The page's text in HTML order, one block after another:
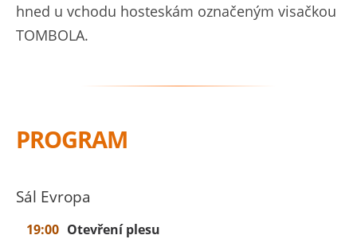
hned u vchodu hosteskám označeným visačkou
TOMBOLA.
PROGRAM
Sál Evropa
19:00 Otevření plesu